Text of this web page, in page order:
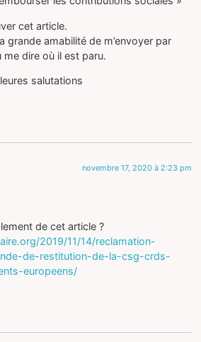
cet article.
grande amabilité de m’envoyer par
dire où il est paru.
salutations
novembre 17, 2020 à 2:23 pm
de cet article ?
2019/11/14/reclamation-
de-restitution-de-la-csg-crds-
europeens/